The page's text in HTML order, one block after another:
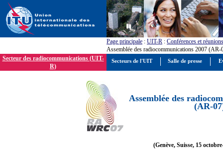
Page principale : UIT-R : Conférences et réunions
Assemblée des radiocommunications 2007 (AR-
Secteur des radiocommunications (UIT-
R)
Assemblée des
(AR-
(Genève, Suisse, 15
Secteurs de l'UIT Salle de presse